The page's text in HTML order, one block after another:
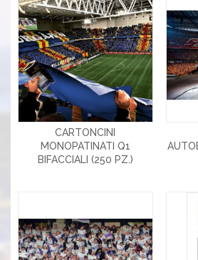
CARTONCINI
MONOPATINATI Q1
BIFACCIALI (250 PZ.)